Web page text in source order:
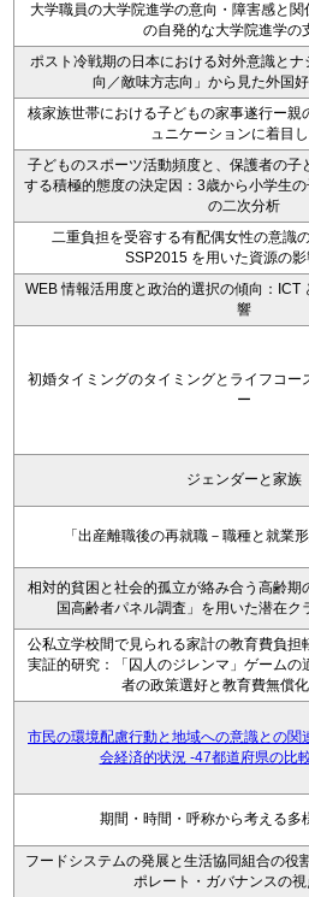
大学職員の大学院進学の意向・障害感と関
の自発的な大学院進学の
ポスト冷戦期の日本における対外意識と
向／敵味方志向」から見た外国
核家族世帯における子どもの家事遂行ー親
ュニケーションに着目
子どものスポーツ活動頻度と、保護者の子
する積極的態度の決定因：3歳から小学生
の二次分析
二重負担を受容する有配偶女性の意識
SSP2015 を用いた資源の
WEB 情報活用度と政治的選択の傾向：ICT
響
初婚タイミングのタイミングとライフコ
ー
ジェンダーと家族
「出産離職後の再就職－職種と就業
相対的貧困と社会的孤立が絡み合う高齢期
国高齢者パネル調査」を用いた潜在ク
公私立学校間で見られる家計の教育費負担
実証的研究：「囚人のジレンマ」ゲームの
者の政策選好と教育費無償
市民の環境配慮行動と地域への意識との関
会経済的状況 -47都道府県の比
期間・時間・呼称から考える多
フードシステムの発展と生活協同組合の役
ポレート・ガバナンスの